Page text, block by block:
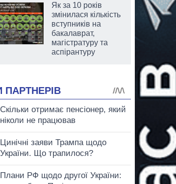
Як за 10 років
змінилася кількість
вступників на
бакалаврат,
магістратуру та
аспірантуру